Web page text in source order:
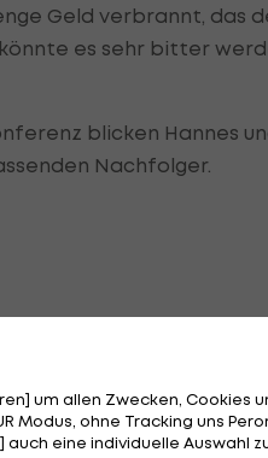
Geld verbrannt, das
es sehr bitter
blicken Hannes
Nachfolger.
um allen Zwecken, Cookies
Modus, ohne Tracking uns
eine individuelle Auswahl